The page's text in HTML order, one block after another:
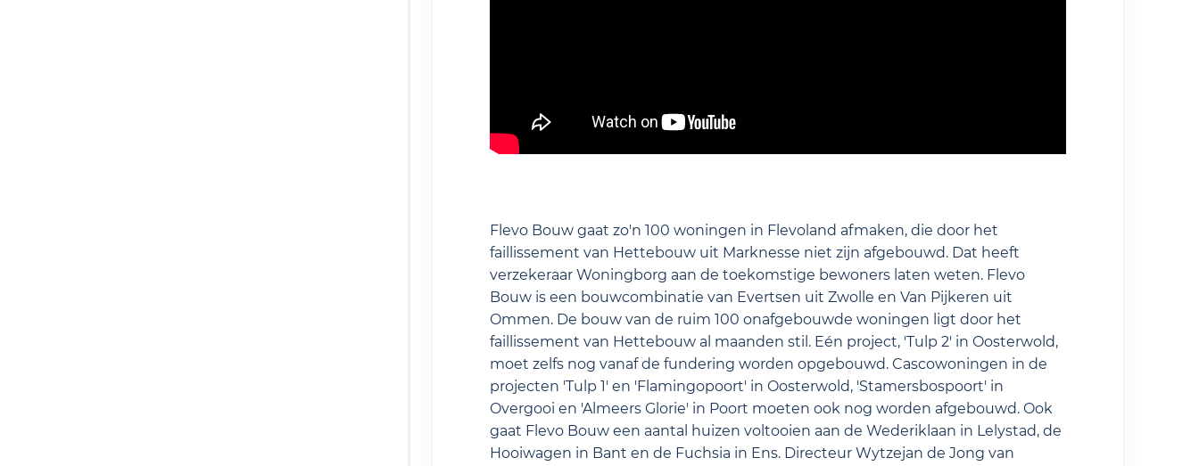
Flevo Bouw gaat zo'n 100 woningen in Flevoland afmaken, die door het
faillissement van Hettebouw uit Marknesse niet zijn afgebouwd. Dat heeft
verzekeraar Woningborg aan de toekomstige bewoners laten weten. Flevo
Bouw is een bouwcombinatie van Evertsen uit Zwolle en Van Pijkeren uit
Ommen. De bouw van de ruim 100 onafgebouwde woningen ligt door het
faillissement van Hettebouw al maanden stil. Eén project, 'Tulp 2' in Oosterwold,
moet zelfs nog vanaf de fundering worden opgebouwd. Cascowoningen in de
projecten 'Tulp 1' en 'Flamingopoort' in Oosterwold, 'Stamersbospoort' in
Overgooi en 'Almeers Glorie' in Poort moeten ook nog worden afgebouwd. Ook
gaat Flevo Bouw een aantal huizen voltooien aan de Wederiklaan in Lelystad, de
Hooiwagen in Bant en de Fuchsia in Ens. Directeur Wytzejan de Jong van